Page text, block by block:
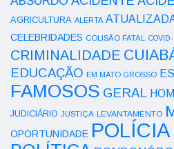
AGRICULTURA ALERTA
CELEBRIDADES COLISÃO FATAL
CRIMINALIDADE
EDUCAÇÃO EM MATO GROSSO
FAMOSOS GERAL
JUDICIÁRIO JUSTIÇA LEVANTAMENTO
OPORTUNIDADE POLÍCIA